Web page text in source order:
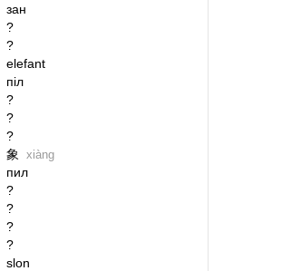
зан
?
?
elefant
піл
?
?
?
象 xiàng
пил
?
?
?
?
slon